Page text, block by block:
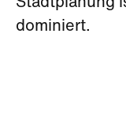
Stadtplanung
dominiert.